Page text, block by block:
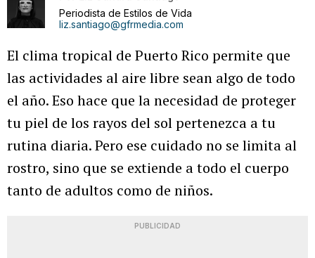
Periodista de Estilos de Vida
liz.santiago@gfrmedia.com
El clima tropical de Puerto Rico permite que
las actividades al aire libre sean algo de todo
el año. Eso hace que la necesidad de proteger
tu piel de los rayos del sol pertenezca a tu
rutina diaria. Pero ese cuidado no se limita al
rostro, sino que se extiende a todo el cuerpo
tanto de adultos como de niños.
PUBLICIDAD